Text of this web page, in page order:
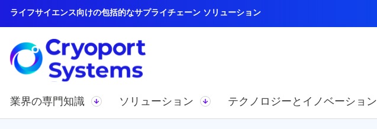
ライフサイエンス向けの包括的なサプライチェーン ソリューション
業界の専門知識 ソリューション テクノロジーとイノベーション